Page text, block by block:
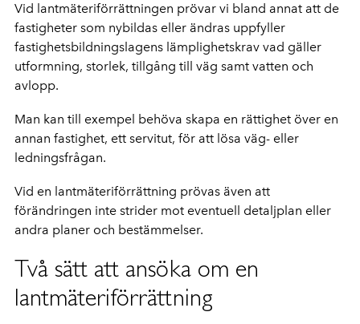
Vid lantmäteriförrättningen prövar vi bland annat att de
fastigheter som nybildas eller ändras uppfyller
fastighetsbildningslagens lämplighetskrav vad gäller
utformning, storlek, tillgång till väg samt vatten och
avlopp.
Man kan till exempel behöva skapa en rättighet över en
annan fastighet, ett servitut, för att lösa väg- eller
ledningsfrågan.
Vid en lantmäteriförrättning prövas även att
förändringen inte strider mot eventuell detaljplan eller
andra planer och bestämmelser.
Två sätt att ansöka om en
lantmäteriförrättning